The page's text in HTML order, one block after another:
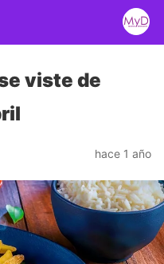
viste de
hace 1 año